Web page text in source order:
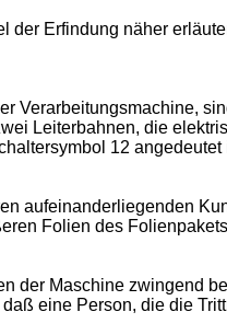
der Erfindung näher
Verarbeitungsmachine,
Leiterbahnen, die
12
aufeinanderliegenden
Folien des
der Maschine zwingend
eine Person, die die